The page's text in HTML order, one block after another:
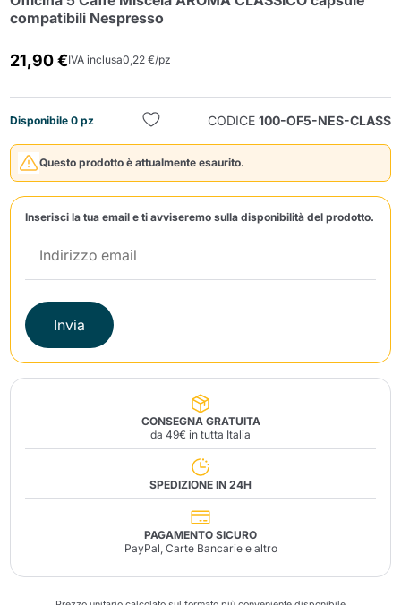
compatibili Nespresso
21,90 €IVA inclusa0,22 €/pz
Disponibile 0 pz CODICE 100-OF5-NES-CLASS
Questo prodotto è attualmente esaurito.
Inserisci la tua email e ti avviseremo sulla disponibilità del prodotto.
Invia
CONSEGNA GRATUITA
da 49€ in tutta Italia
SPEDIZIONE IN 24H
PAGAMENTO SICURO
PayPal, Carte Bancarie e altro
Invia